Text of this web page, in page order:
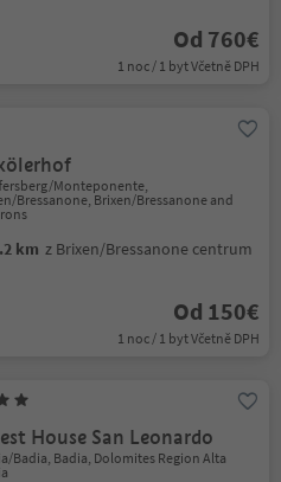
Od 760€
1 noc / 1 byt Včetně DPH
Monteponente,
Bressanone, Brixen/Bressanone and
km z Brixen/Bressanone centrum
Od 150€
1 noc / 1 byt Včetně DPH
House San Leonardo
Badia, Badia, Dolomites Region Alta